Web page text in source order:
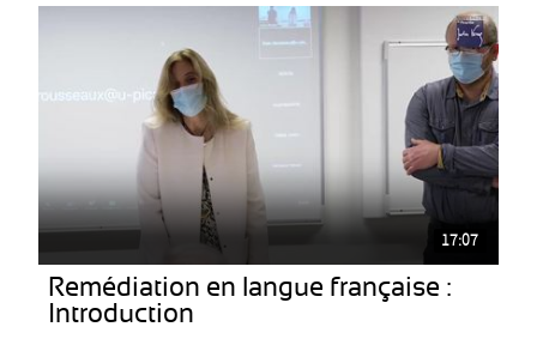
17:07
Remédiation en langue française :
Introduction